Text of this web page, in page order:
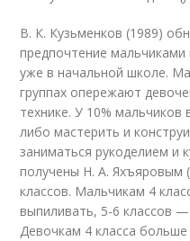
В. К. Кузьменков (1989)
предпочтение
уже в начальной школе.
группах опережают
технике. У 10%
либо мастерить и
заниматься рукоделием и
получены Н. А. Яхъяровым
классов. Мальчикам 4
выпиливать, 5-6 классов
Девочкам 4 класса